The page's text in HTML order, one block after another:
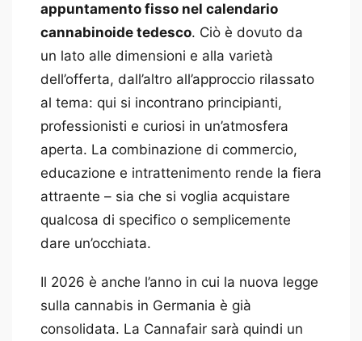
appuntamento fisso nel calendario
cannabinoide tedesco. Ciò è dovuto da
un lato alle dimensioni e alla varietà
dell’offerta, dall’altro all’approccio rilassato
al tema: qui si incontrano principianti,
professionisti e curiosi in un’atmosfera
aperta. La combinazione di commercio,
educazione e intrattenimento rende la fiera
attraente – sia che si voglia acquistare
qualcosa di specifico o semplicemente
dare un’occhiata.
Il 2026 è anche l’anno in cui la nuova legge
sulla cannabis in Germania è già
consolidata. La Cannafair sarà quindi un